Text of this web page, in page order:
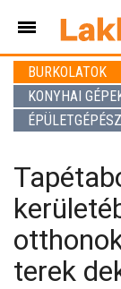
BURKOLATOK
KONYHAI
terek